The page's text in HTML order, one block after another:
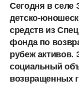
Сегодня в селе
детско-
средств из
фонда по
рубеж активов.
социальный
возвращенных